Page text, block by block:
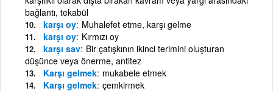
bağlantı, tekabül
karşı oy Muhalefet etme, karşı gelme
karşı oy Kırmızı oy
karşı sav Bir çatışkının ikinci terimini oluşturan
düşünce veya önerme, antitez
Karşı gelmek mukabele etmek
Karşı gelmek çemkirmek